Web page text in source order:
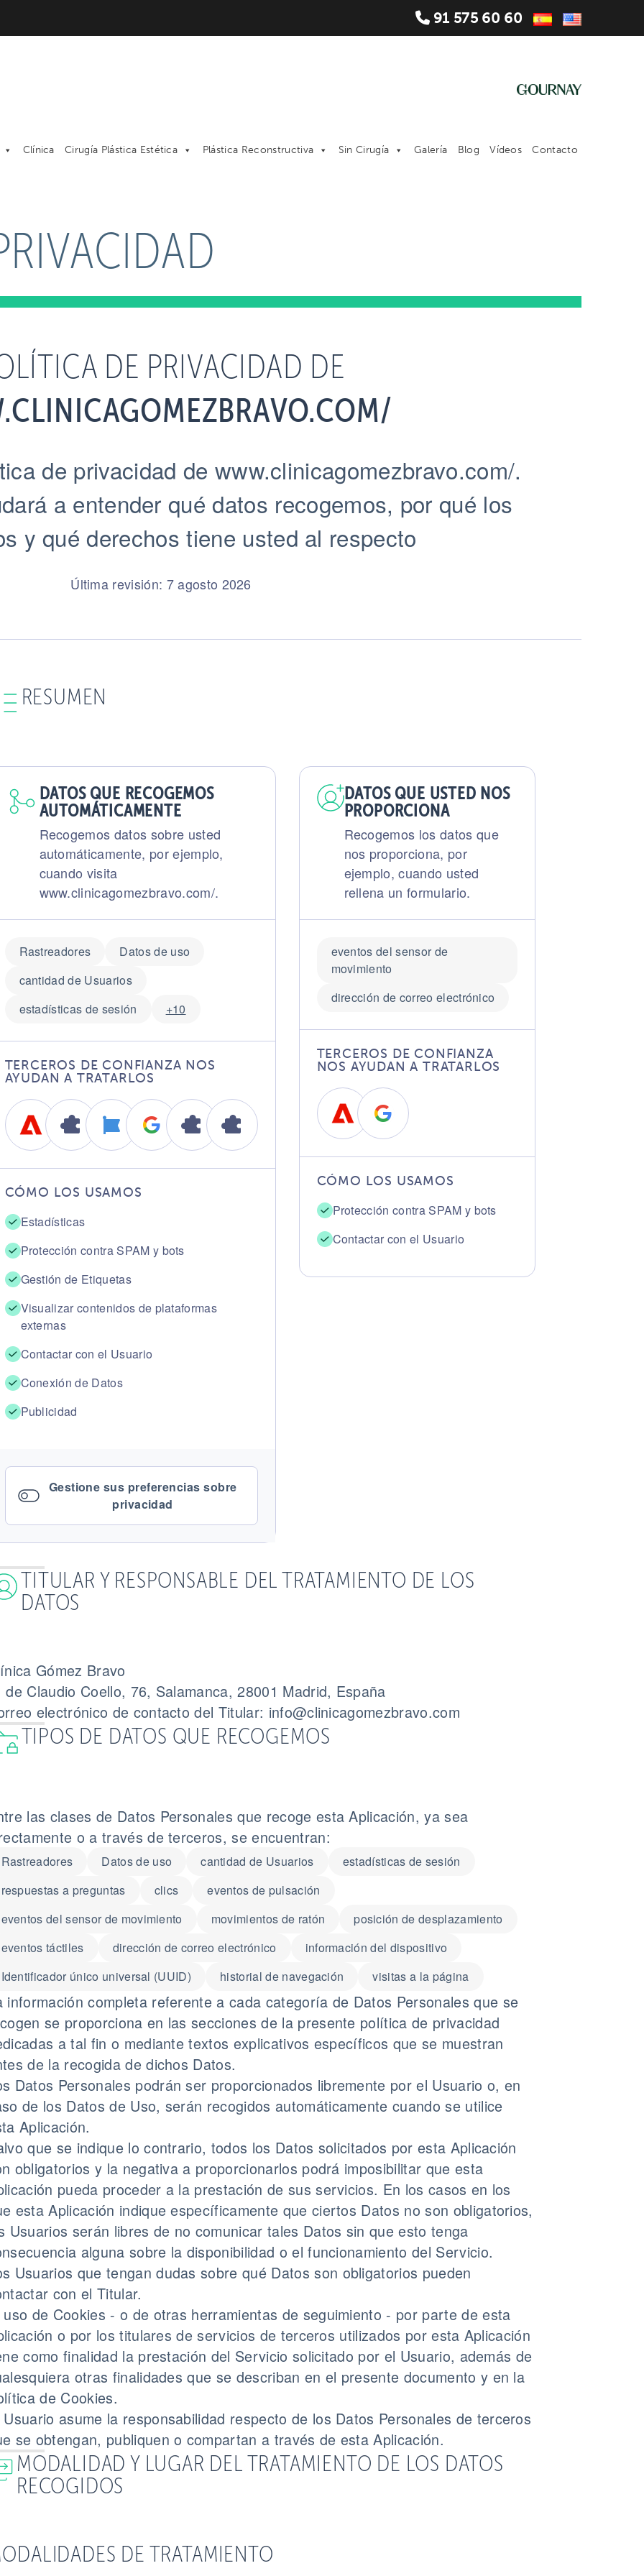
91 575 60 60
Clínica Cirugía Plástica Estética Plástica Reconstructiva Sin Cirugía Galería Blog Vídeos Contacto
DE PRIVACIDAD DE
de privacidad de www.clinicagomezbravo.com/.
a entender qué datos recogemos, por qué los
y qué derechos tiene usted al respecto
Última revisión: 7 agosto 2026
RESUMEN
DATOS QUE RECOGEMOS
AUTOMÁTICAMENTE
Recogemos datos sobre usted
automáticamente, por ejemplo,
cuando visita
www.clinicagomezbravo.com/.
Rastreadores
Datos de uso
cantidad de Usuarios
estadísticas de sesión
+10
TERCEROS DE CONFIANZA NOS
AYUDAN A TRATARLOS
CÓMO LOS USAMOS
Estadísticas
Protección contra SPAM y bots
Gestión de Etiquetas
Visualizar contenidos de plataformas
externas
Contactar con el Usuario
Conexión de Datos
Publicidad
Gestione sus preferencias sobre
privacidad
DATOS QUE USTED NOS
PROPORCIONA
Recogemos los datos que
nos proporciona, por
ejemplo, cuando usted
rellena un formulario.
eventos del sensor de
movimiento
dirección de correo electrónico
TERCEROS DE CONFIANZA
NOS AYUDAN A TRATARLOS
CÓMO LOS USAMOS
Protección contra SPAM y bots
Contactar con el Usuario
TITULAR Y RESPONSABLE DEL TRATAMIENTO DE LOS
DATOS
Gómez Bravo
de Claudio Coello, 76, Salamanca, 28001 Madrid, España
electrónico de contacto del Titular: info@clinicagomezbravo.com
TIPOS DE DATOS QUE RECOGEMOS
las clases de Datos Personales que recoge esta Aplicación, ya sea
o a través de terceros, se encuentran:
Rastreadores Datos de uso cantidad de Usuarios
estadísticas de sesión
respuestas a preguntas
clics
eventos de pulsación
eventos del sensor de movimiento
movimientos de ratón
posición de desplazamiento
eventos táctiles
dirección de correo electrónico
información del dispositivo
Identificador único universal (UUID)
historial de navegación visitas a la página
información completa referente a cada categoría de Datos Personales que se
se proporciona en las secciones de la presente política de privacidad
a tal fin o mediante textos explicativos específicos que se muestran
de la recogida de dichos Datos.
Datos Personales podrán ser proporcionados libremente por el Usuario o, en
de los Datos de Uso, serán recogidos automáticamente cuando se utilice
Aplicación.
que se indique lo contrario, todos los Datos solicitados por esta Aplicación
obligatorios y la negativa a proporcionarlos podrá imposibilitar que esta
pueda proceder a la prestación de sus servicios. En los casos en los
esta Aplicación indique específicamente que ciertos Datos no son obligatorios,
Usuarios serán libres de no comunicar tales Datos sin que esto tenga
alguna sobre la disponibilidad o el funcionamiento del Servicio.
Usuarios que tengan dudas sobre qué Datos son obligatorios pueden
con el Titular.
uso de Cookies - o de otras herramientas de seguimiento - por parte de esta
o por los titulares de servicios de terceros utilizados por esta Aplicación
como finalidad la prestación del Servicio solicitado por el Usuario, además de
otras finalidades que se describan en el presente documento y en la
de Cookies.
Usuario asume la responsabilidad respecto de los Datos Personales de terceros
se obtengan, publiquen o compartan a través de esta Aplicación.
MODALIDAD Y LUGAR DEL TRATAMIENTO DE LOS DATOS
RECOGIDOS
DE TRATAMIENTO